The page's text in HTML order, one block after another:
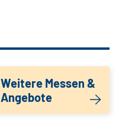
Weitere Messen &
Angebote